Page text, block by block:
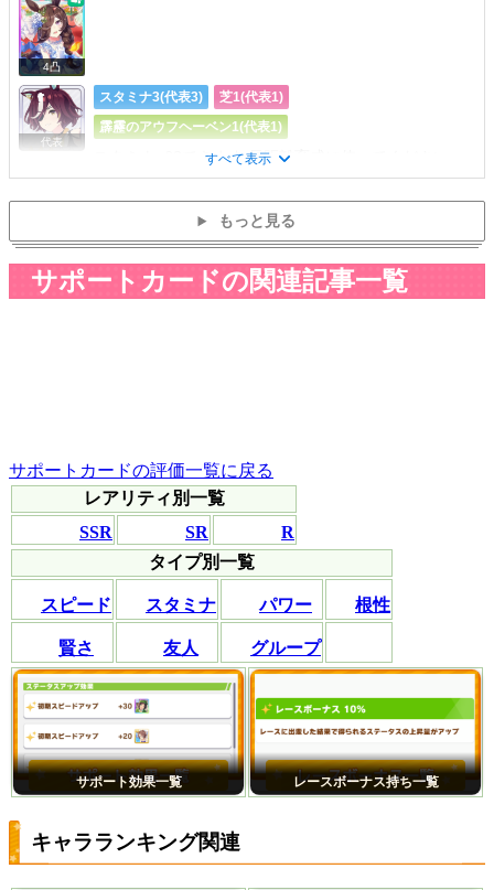
4凸
代表
スタミナ3(代表3)
芝1(代表1)
霹靂のアウフヘーベン1(代表1)
スタミナ+63できます 長距離育成に使ってください
すべて表示
もっと見る
サポートカードの関連記事一覧
サポートカードの評価一覧に戻る
レアリティ別一覧
SSR
SR
R
タイプ別一覧
スピード スタミナ パワー 根性
賢さ 友人 グループ
サポート効果一覧 レースボーナス持ち一覧
キャラランキング関連